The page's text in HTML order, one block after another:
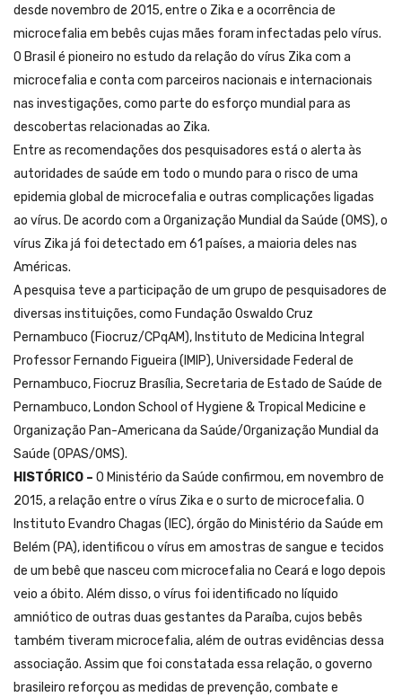
desde novembro de 2015, entre o Zika e a ocorrência de
microcefalia em bebês cujas mães foram infectadas pelo vírus.
O Brasil é pioneiro no estudo da relação do vírus Zika com a
microcefalia e conta com parceiros nacionais e internacionais
nas investigações, como parte do esforço mundial para as
descobertas relacionadas ao Zika.
Entre as recomendações dos pesquisadores está o alerta às
autoridades de saúde em todo o mundo para o risco de uma
epidemia global de microcefalia e outras complicações ligadas
ao vírus. De acordo com a Organização Mundial da Saúde (OMS), o
vírus Zika já foi detectado em 61 países, a maioria deles nas
Américas.
A pesquisa teve a participação de um grupo de pesquisadores de
diversas instituições, como Fundação Oswaldo Cruz
Pernambuco (Fiocruz/CPqAM), Instituto de Medicina Integral
Professor Fernando Figueira (IMIP), Universidade Federal de
Pernambuco, Fiocruz Brasília, Secretaria de Estado de Saúde de
Pernambuco, London School of Hygiene & Tropical Medicine e
Organização Pan-Americana da Saúde/Organização Mundial da
Saúde (OPAS/OMS).
HISTÓRICO – O Ministério da Saúde confirmou, em novembro de
2015, a relação entre o vírus Zika e o surto de microcefalia. O
Instituto Evandro Chagas (IEC), órgão do Ministério da Saúde em
Belém (PA), identificou o vírus em amostras de sangue e tecidos
de um bebê que nasceu com microcefalia no Ceará e logo depois
veio a óbito. Além disso, o vírus foi identificado no líquido
amniótico de outras duas gestantes da Paraíba, cujos bebês
também tiveram microcefalia, além de outras evidências dessa
associação. Assim que foi constatada essa relação, o governo
brasileiro reforçou as medidas de prevenção, combate e